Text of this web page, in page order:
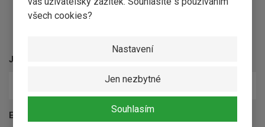
všech cookies?
Nastavení
Jen nezbytné
Souhlasím
Jméno a příjmení
E-mail